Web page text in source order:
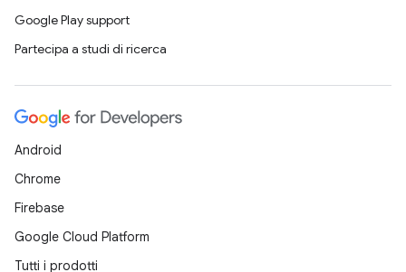
Google Play support
Partecipa a studi di ricerca
Android
Chrome
Firebase
Google Cloud Platform
Tutti i prodotti